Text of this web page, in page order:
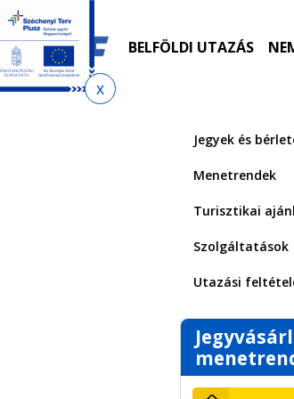
Ugrás
menetrendkeresőhöz
Ugrás
az
almenühöz
Ugrás
tartalomra
Ugrás
az
oldaltérképre
BELFÖLDI UTAZÁS
Jegyek és
Menetrendek
Turisztikai
Szolgáltatások
Utazási